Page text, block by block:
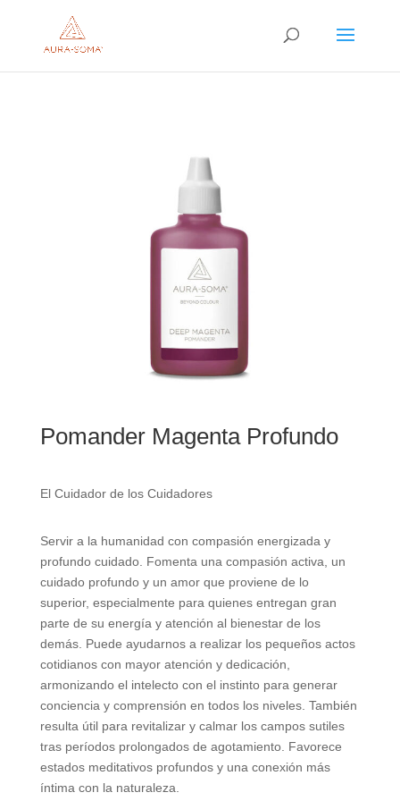
Pomander Magenta Profundo
El Cuidador de los Cuidadores
Servir a la humanidad con compasión energizada y
profundo cuidado. Fomenta una compasión activa, un
cuidado profundo y un amor que proviene de lo
superior, especialmente para quienes entregan gran
parte de su energía y atención al bienestar de los
demás. Puede ayudarnos a realizar los pequeños actos
cotidianos con mayor atención y dedicación,
armonizando el intelecto con el instinto para generar
conciencia y comprensión en todos los niveles. También
resulta útil para revitalizar y calmar los campos sutiles
tras períodos prolongados de agotamiento. Favorece
estados meditativos profundos y una conexión más
íntima con la naturaleza.